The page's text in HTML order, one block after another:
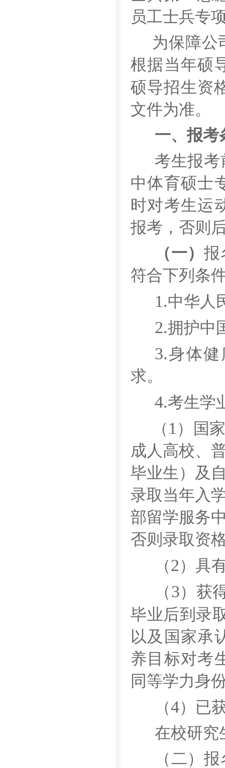
员工士兵专
为保障公
根据当年硕
硕导招生资
文件为准。
一、报考
考生报
中体育硕士
时对考生运
报考，否则
（一） 报
符合下列条
1.中华人
2.拥护中
3.身体健
求。
4.考生学
（ 1 ）
国
成人高校、
毕业生）及
录取当年入
部留学服务
否则录取资
（2 ）具
（ 3）获
毕业后到录
以及国家承
养目标对考
同等学力身
（4）已
在校研究
（二）